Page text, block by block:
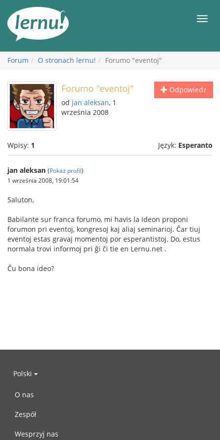
Forum O stronach lernu! Forumo "eventoj"
Odpowiedz
Forumo "eventoj"
od jan aleksan, 1
września 2008
Wpisy: 1 Język: Esperanto
jan aleksan (Pokaż profil)
1 września 2008, 19:01:54
Saluton,
Babilante sur franca forumo, mi havis la ideon proponi
forumon pri eventoj, kongresoj kaj aliaj seminarioj. Ĉar tiuj
eventoj estas gravaj momentoj por esperantistoj. Do, estus
normala trovi informoj pri ĝi ĉi tie en Lernu.net .
Ĉu bona ideo?
Polski
O nas
Zespół
Wesprzyj nas